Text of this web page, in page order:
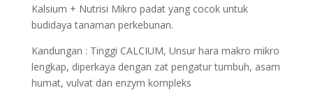
Kalsium + Nutrisi Mikro padat yang cocok untuk
budidaya tanaman perkebunan.
Kandungan : Tinggi CALCIUM, Unsur hara makro mikro
lengkap, diperkaya dengan zat pengatur tumbuh, asam
humat, vulvat dan enzym kompleks